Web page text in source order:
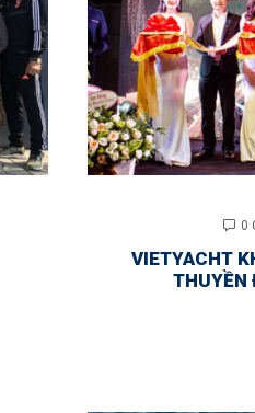
0
VIETYACHT
THUYỀN